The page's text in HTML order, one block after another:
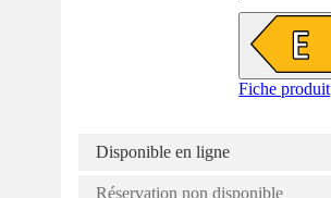
Fiche produit
Disponible en ligne
Réservation non disponible